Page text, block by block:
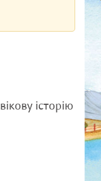
історію